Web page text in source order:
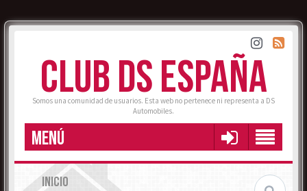
CLUB DS ESPAÑA
Somos una comunidad de usuarios. Esta web no pertenece ni representa a DS
Automobiles.
MENÚ
INICIO